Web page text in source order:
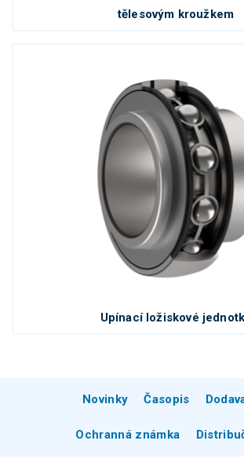
tělesovým kroužkem
Upínací ložiskové
Novinky Časopis
Ochranná známka